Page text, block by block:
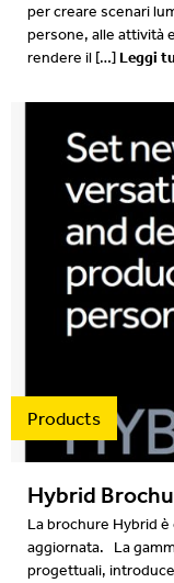
per creare scenari
persone, alle attività
rendere il […]Leggi
Products
Hybrid
La brochure Hybrid
aggiornata. La
progettuali,